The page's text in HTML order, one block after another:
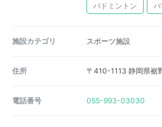
バドミントン
施設カテゴリ スポーツ施設
住所 〒410-1113 静岡県裾
電話番号 055-993-03030